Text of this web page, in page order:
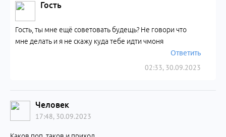
Гость
02:33, 30.09.2023
Гость, ты мне ещё советовать будещь? Не говори что
мне делать и я не скажу куда тебе идти чмоня
Ответить
Человек
17:48, 30.09.2023